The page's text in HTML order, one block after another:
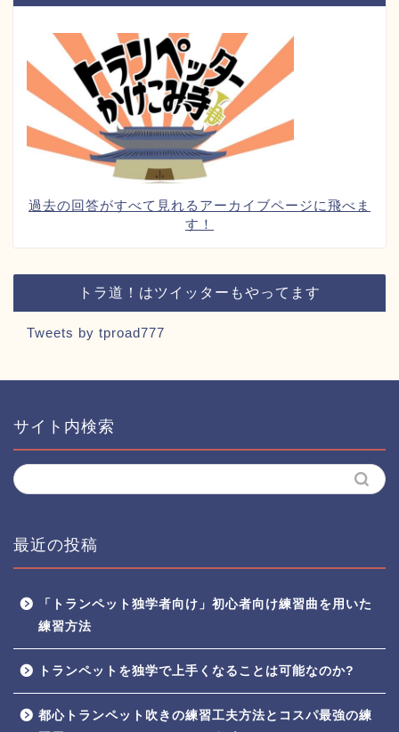
過去の回答がすべて見れるアーカイブページに飛べま
す！
トラ道！はツイッターもやってます
Tweets by tproad777
サイト内検索
最近の投稿
「トランペット独学者向け」初心者向け練習曲を用いた
練習方法
トランペットを独学で上手くなることは可能なのか?
都心トランペット吹きの練習工夫方法とコスパ最強の練